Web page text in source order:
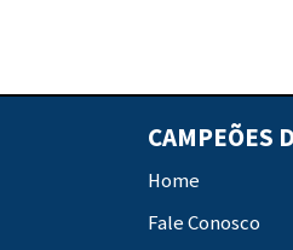
CAMPEÕES
Home
Fale Conosco